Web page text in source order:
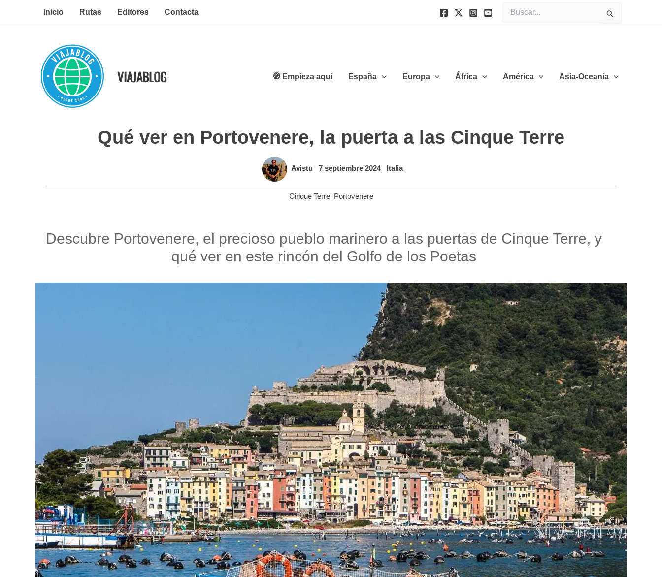
Inicio Rutas Editores Contacta
por:
VIAJABLOG 🧭 Empieza aquí España Europa África América Asia-Oceanía
Qué ver en Portovenere, la puerta a las Cinque Terre
Avistu 7 septiembre 2024 Italia
Cinque Terre, Portovenere
Descubre Portovenere, el precioso pueblo marinero a las puertas de Cinque Terre, y
qué ver en este rincón del Golfo de los Poetas